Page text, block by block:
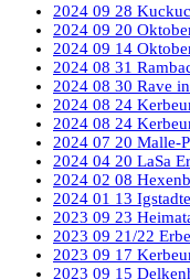
2024 09 28
2024 09 20
2024 09 14
2024 08 31
2024 08 30 Rave
2024 08 24
2024 08 24
2024 07 20 Malle-
2024 04 20 LaSa
2024 02 08
2024 01 13
2023 09 23
2023 09 21/22
2023 09 17
2023 09 15